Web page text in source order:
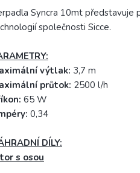
Syncra 10mt představuje
společnosti Sicce.
výtlak: 3,7 m
průtok: 2500 l/h
65 W
0,34
DÍLY:
s osou